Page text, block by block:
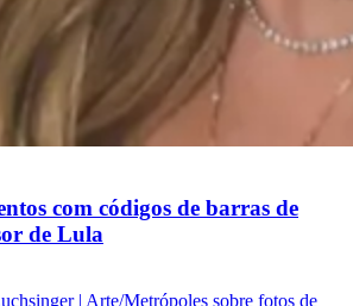
com códigos de barras de
de Lula